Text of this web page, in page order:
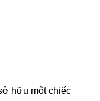
hữu một chiếc